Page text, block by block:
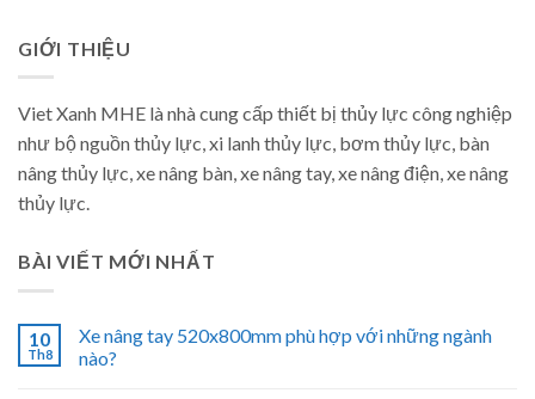
GIỚI THIỆU
Viet Xanh MHE là nhà cung cấp thiết bị thủy lực công nghiệp
như bộ nguồn thủy lực, xi lanh thủy lực, bơm thủy lực, bàn
nâng thủy lực, xe nâng bàn, xe nâng tay, xe nâng điện, xe nâng
thủy lực.
BÀI VIẾT MỚI NHẤT
10
Th8
Xe nâng tay 520x800mm phù hợp với những ngành
nào?